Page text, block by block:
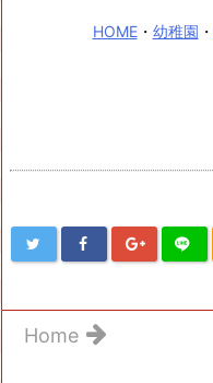
HOME・ 幼稚園 ・
Home